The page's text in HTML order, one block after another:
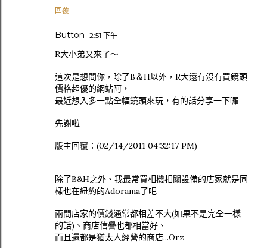
回覆
Button 2:51 下午
R大小弟又來了～
這次是想問你，除了B＆H以外，R大還有沒有買鏡頭
價格超優的網站阿，
最近想入多一點全幅鏡頭來玩，有的話分享一下囉
先謝啦
版主回覆：(02/14/2011 04:32:17 PM)
除了B&H之外、我最常買相機相關設備的店家就是同
樣也在紐約的Adorama了吧
兩間店家的價錢通常都相差不大(如果不是完全一樣
的話)、商店信譽也都相當好、
而且還都是猶太人經營的商店...Orz